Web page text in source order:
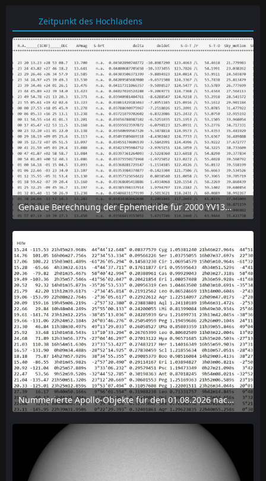
Zeitpunkt des Hochladens
Genaue Berechnung der Ephemeride für 2000 YV137 mit dem online-tool "Horizon" des JPL
6. August 2026 um 15:38
Nummerierte Apollo-Objekte für den 01.08.2026 nach Erdabstand sortiert, nur die ersten der 1910 Objekte angezeigt
6. August 2026 um 15:14